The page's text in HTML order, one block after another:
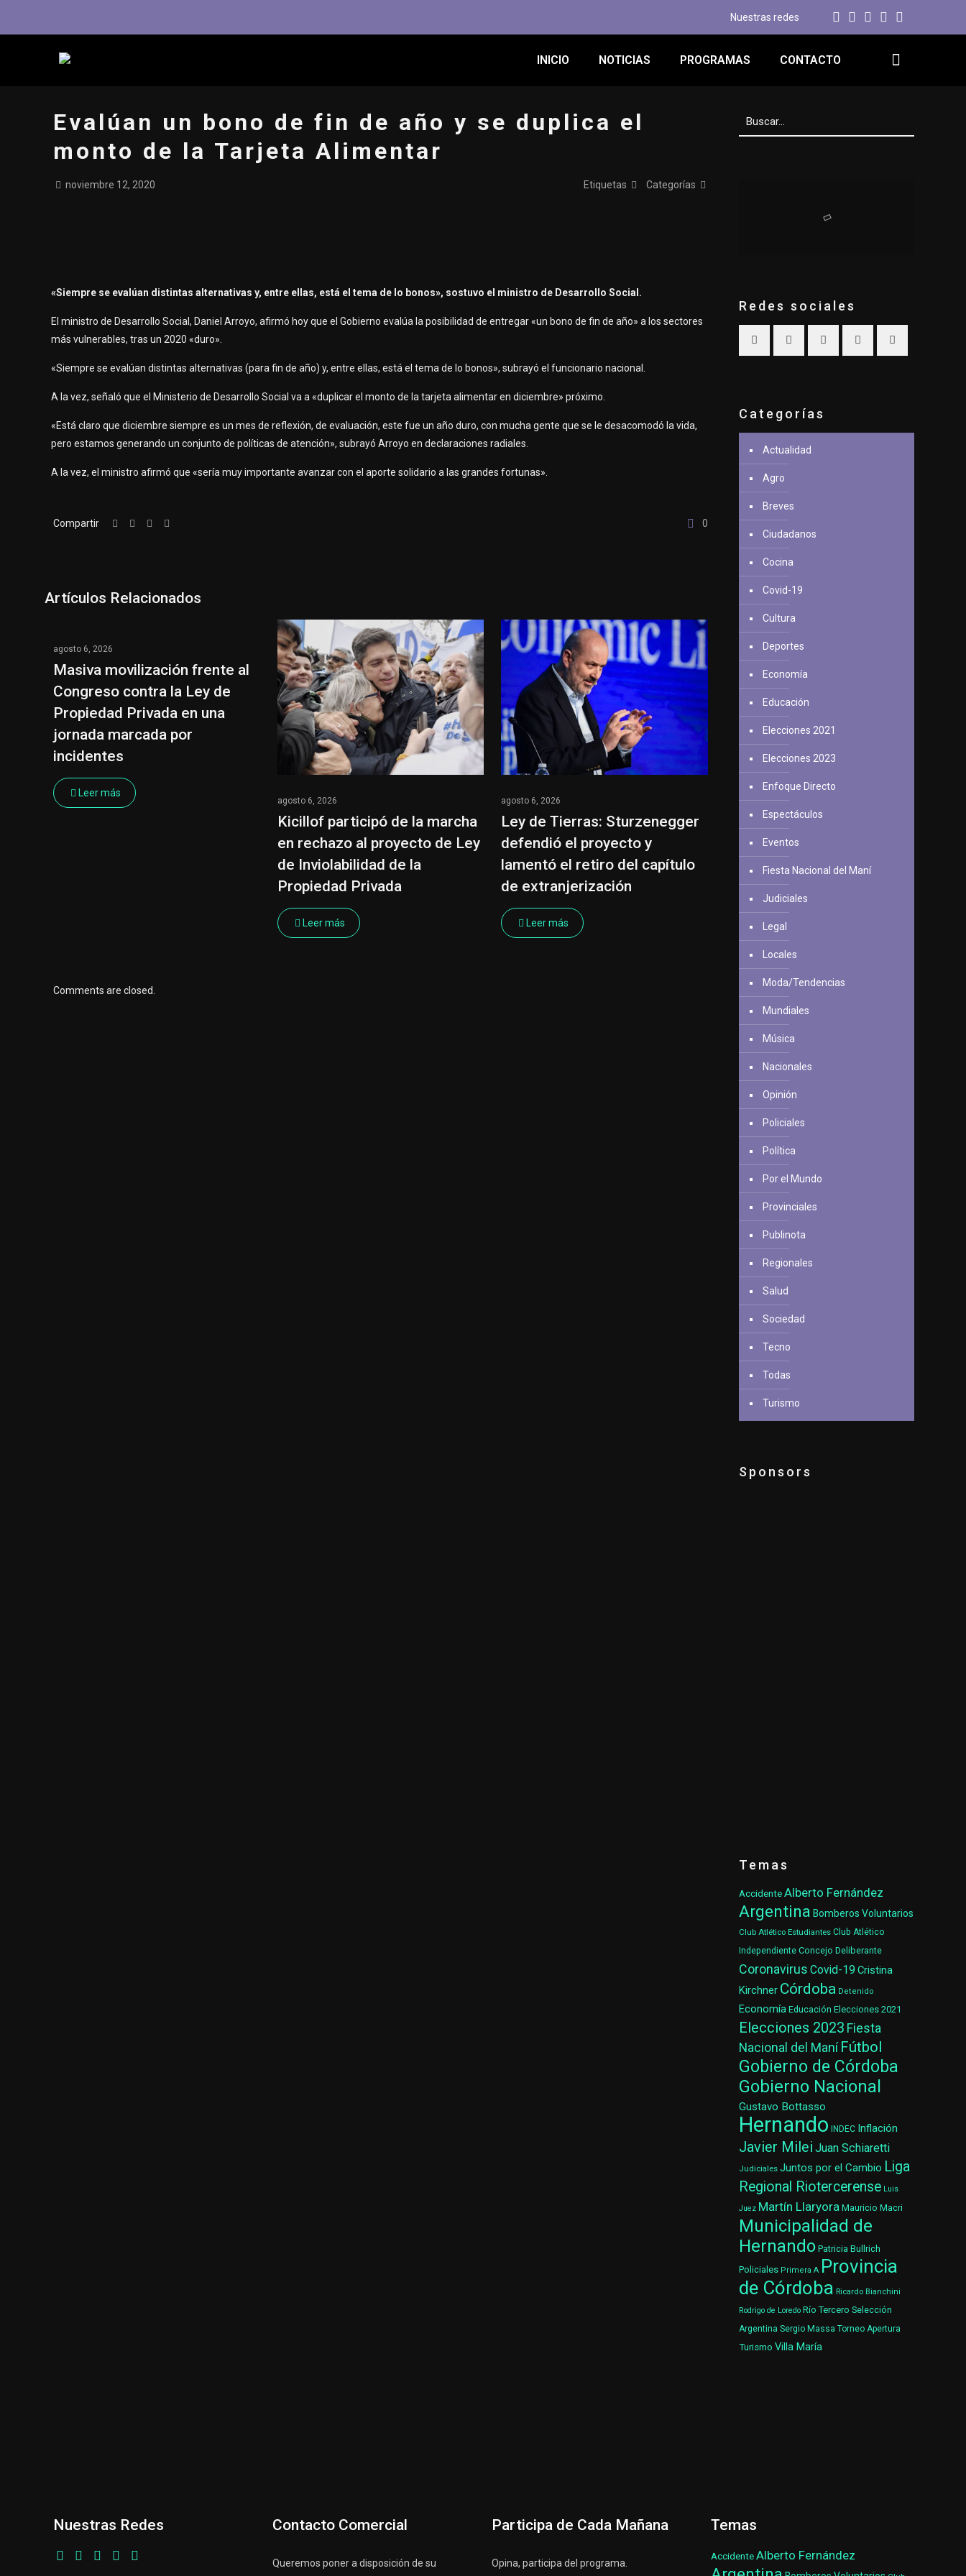
Nuestras redes
INICIO NOTICIAS PROGRAMAS CONTACTO
Evalúan un bono de fin de año y se duplica el
monto de la Tarjeta Alimentar
noviembre 12, 2020 Categorías
Etiquetas
«Siempre se evalúan distintas alternativas y, entre ellas, está el tema de lo bonos», sostuvo el ministro de Desarrollo Social.
El ministro de Desarrollo Social, Daniel Arroyo, afirmó hoy que el Gobierno evalúa la posibilidad de entregar «un bono de fin de año» a los sectores
más vulnerables, tras un 2020 «duro».
«Siempre se evalúan distintas alternativas (para fin de año) y, entre ellas, está el tema de lo bonos», subrayó el funcionario nacional.
A la vez, señaló que el Ministerio de Desarrollo Social va a «duplicar el monto de la tarjeta alimentar en diciembre» próximo.
«Está claro que diciembre siempre es un mes de reflexión, de evaluación, este fue un año duro, con mucha gente que se le desacomodó la vida,
pero estamos generando un conjunto de políticas de atención», subrayó Arroyo en declaraciones radiales.
A la vez, el ministro afirmó que «sería muy importante avanzar con el aporte solidario a las grandes fortunas».
Compartir 0
Artículos Relacionados
agosto 6, 2026
Masiva movilización frente al
Congreso contra la Ley de
Propiedad Privada en una
jornada marcada por
incidentes
Leer más
agosto 6, 2026
Kicillof participó de la marcha
en rechazo al proyecto de Ley
de Inviolabilidad de la
Propiedad Privada
Leer más
agosto 6, 2026
Ley de Tierras: Sturzenegger
defendió el proyecto y
lamentó el retiro del capítulo
de extranjerización
Leer más
Comments are closed.
Redes sociales
Categorías
Actualidad
Agro
Breves
Ciudadanos
Cocina
Covid-19
Cultura
Deportes
Economía
Educación
Elecciones 2021
Elecciones 2023
Enfoque Directo
Espectáculos
Eventos
Fiesta Nacional del Maní
Judiciales
Legal
Locales
Moda/Tendencias
Mundiales
Música
Nacionales
Opinión
Policiales
Política
Por el Mundo
Provinciales
Publinota
Regionales
Salud
Sociedad
Tecno
Todas
Turismo
Sponsors
Temas
AccidenteAlberto Fernández
Argentina Bomberos Voluntarios
Club Atlético Estudiantes Club Atlético
Independiente Concejo Deliberante
Coronavirus Covid-19 Cristina
Kirchner Córdoba Detenido
Economía Educación Elecciones 2021
Elecciones 2023 Fiesta
Nacional del Maní Fútbol
Gobierno de Córdoba
Gobierno Nacional
Gustavo Bottasso
Hernando INDEC Inflación
Javier Milei Juan Schiaretti
Judiciales Juntos por el Cambio Liga
Regional Riotercerense Luis
Juez Martín Llaryora Mauricio Macri
Municipalidad de
Hernando Patricia Bullrich
Policiales Primera A Provincia
de Córdoba Ricardo Bianchini
Rodrigo de Loredo Río Tercero Selección
Argentina Sergio Massa Torneo Apertura
Turismo Villa María
Nuestras Redes Contacto Comercial
Queremos poner a disposición de su
Participa de Cada Mañana
Opina, participa del programa.
Temas
AccidenteAlberto Fernández